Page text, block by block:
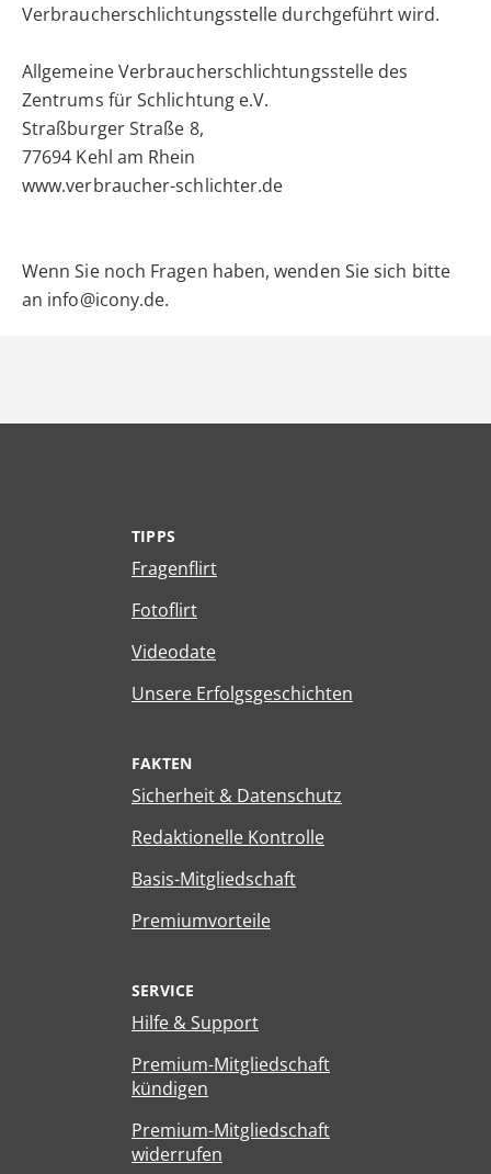
Verbraucherschlichtungsstelle durchgeführt wird.
Allgemeine Verbraucherschlichtungsstelle des
Zentrums für Schlichtung e.V.
Straßburger Straße 8,
77694 Kehl am Rhein
www.verbraucher-schlichter.de
Wenn Sie noch Fragen haben, wenden Sie sich bitte
an info@icony.de.
TIPPS
Fragenflirt
Fotoflirt
Videodate
Unsere Erfolgsgeschichten
FAKTEN
Sicherheit & Datenschutz
Redaktionelle Kontrolle
Basis-Mitgliedschaft
Premiumvorteile
SERVICE
Hilfe & Support
Premium-Mitgliedschaft
kündigen
Premium-Mitgliedschaft
widerrufen